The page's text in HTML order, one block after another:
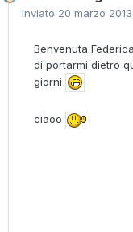
Inviato 20 marzo
Benvenuta
di portarmi dietro
giorni
ciaoo